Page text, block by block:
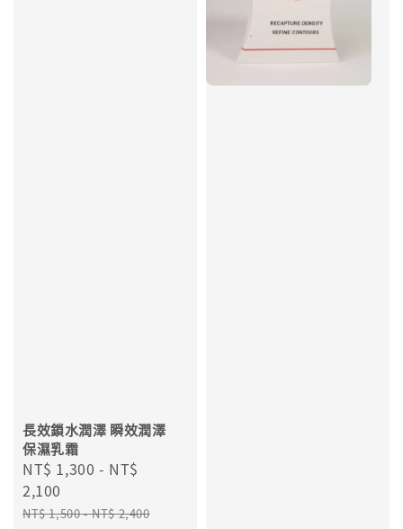
長效鎖水潤澤 瞬效潤澤
保濕乳霜
Sale
price
NT$ 1,300 - NT$
2,100
Regular
NT$ 1,500-NT$ 2,400